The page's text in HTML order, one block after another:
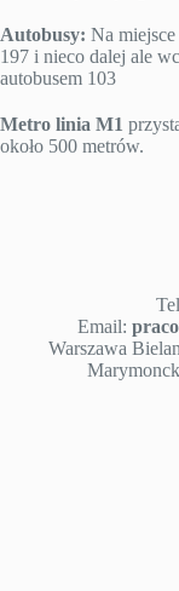
Autobusy: Na
197 i nieco dalej ale
autobusem 103
Metro linia M1
około 500 metrów.
Email:
Warszawa